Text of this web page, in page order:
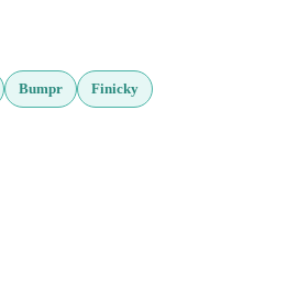
Bumpr Finicky